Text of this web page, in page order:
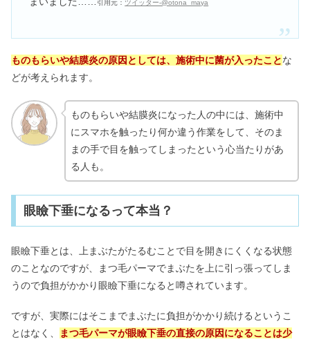
引用元： ツイッター-@otona_maya
ものもらいや結膜炎の原因としては、施術中に菌が入ったことな
どが考えられます。
ものもらいや結膜炎になった人の中には、施術中
にスマホを触ったり何か違う作業をして、そのま
まの手で目を触ってしまったという心当たりがあ
る人も。
眼瞼下垂になるって本当？
眼瞼下垂とは、上まぶたがたるむことで目を開きにくくなる状態
のことなのですが、まつ毛パーマでまぶたを上に引っ張ってしま
うので負担がかかり眼瞼下垂になると噂されています。
ですが、実際にはそこまでまぶたに負担がかかり続けるというこ
とはなく、
まつ毛パーマが眼瞼下垂の直接の原因になることは少